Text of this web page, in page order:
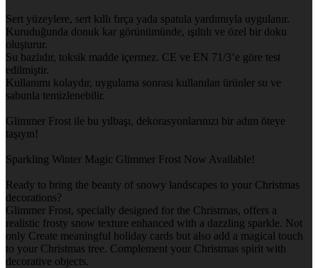
Sert yüzeylere, sert kıllı fırça yada spatula yardımıyla uygulanır.
Kuruduğunda donuk kar görünümünde, ışıltılı ve özel bir doku
oluşturur.
Su bazlıdır, toksik madde içermez. CE ve EN 71/3’e göre test
edilmiştir.
Kullanımı kolaydır, uygulama sonrası kullanılan ürünler su ve
sabunla temizlenebilir.
Glimmer Frost ile bu yılbaşı, dekorasyonlarınızı bir adım öteye
taşıyın!
Sparkling Winter Magic Glimmer Frost Now Available!
Ready to bring the beauty of snowy landscapes to your Christmas
decorations?
Glimmer Frost, specially designed for the Christmas, offers a
realistic frosty snow texture enhanced with a dazzling sparkle. Not
only Create meaningful holiday cards but also add a magical touch
to your Christmas tree. Complement your Christmas spirit with
decorative objects.